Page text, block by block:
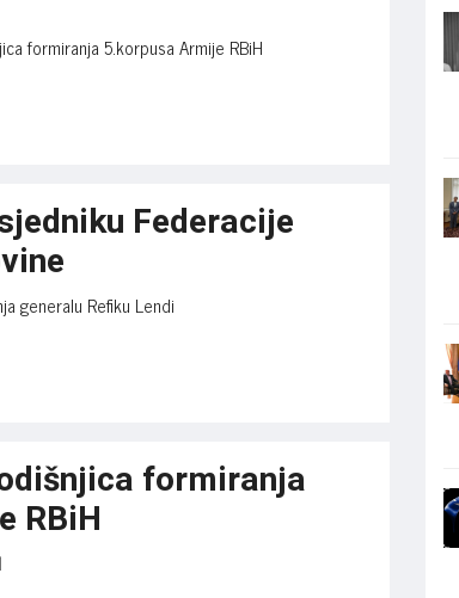
formiranja 5.korpusa Armije RBiH
Federacije
generalu Refiku Lendi
formiranja
RBiH